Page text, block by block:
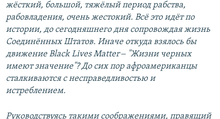
жёсткий, большой, тяжёлый период рабства,
рабовладения, очень жестокий. Всё это идёт по
истории, до сегодняшнего дня сопровождая жизнь
Соединённых Штатов. Иначе откуда взялось бы
движение Black Lives Matter ‒ "Жизни черных
имеют значение"? До сих пор афроамериканцы
сталкиваются с несправедливостью и
истреблением.
Руководствуясь такими соображениями, правящий